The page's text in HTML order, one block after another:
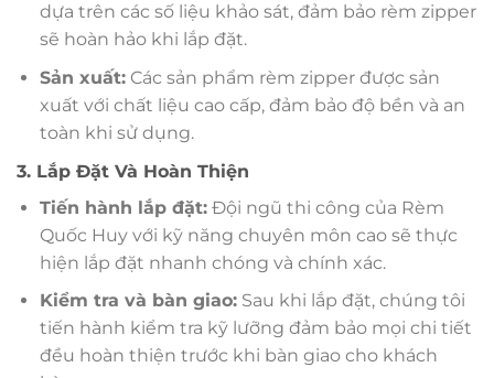
dựa trên các số liệu khảo sát, đảm bảo rèm zipper
sẽ hoàn hảo khi lắp đặt.
Sản xuất:Các sản phẩm rèm zipper được sản
xuất với chất liệu cao cấp, đảm bảo độ bền và an
toàn khi sử dụng.
3. Lắp Đặt Và Hoàn Thiện
Tiến hành lắp đặt:Đội ngũ thi công của Rèm
Quốc Huy với kỹ năng chuyên môn cao sẽ thực
hiện lắp đặt nhanh chóng và chính xác.
Kiểm tra và bàn giao:Sau khi lắp đặt, chúng tôi
tiến hành kiểm tra kỹ lưỡng đảm bảo mọi chi tiết
đều hoàn thiện trước khi bàn giao cho khách